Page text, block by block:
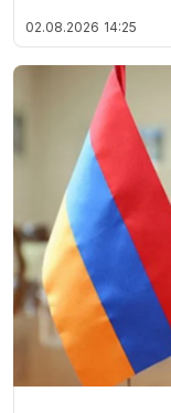
02.08.2026 14:25